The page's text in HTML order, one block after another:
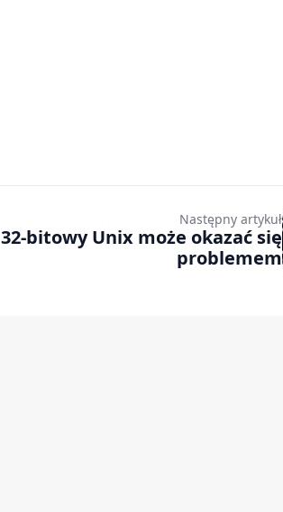
Następny artykuł
32-bitowy Unix może okazać się
problemem